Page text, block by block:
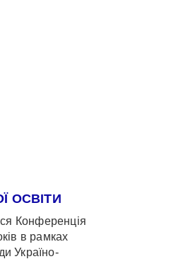
ОСВІТИ
Конференція
в рамках
Україно-